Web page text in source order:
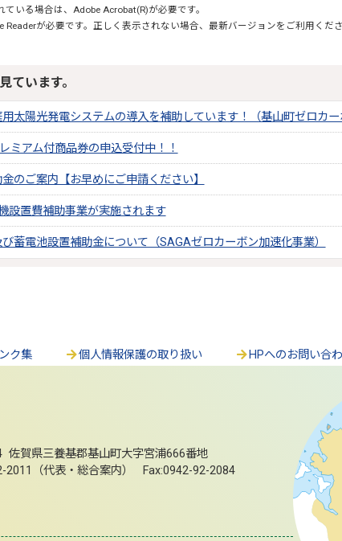
いる場合は、Adobe Acrobat(R)が必要です。
Readerが必要です。正しく表示されない場合、最新バージョンをご利用くださ
ています。
太陽光発電システムの導入を補助しています！（基山町ゼロカー
ミアム付商品券の申込受付中！！
のご案内【お早めにご申請ください】
設置費補助事業が実施されます
蓄電池設置補助金について（SAGAゼロカーボン加速化事業）
ク集 個人情報保護の取り扱い HPへのお問い合
佐賀県三養基郡基山町大字宮浦666番地
2011（代表・総合案内） Fax:0942-92-2084